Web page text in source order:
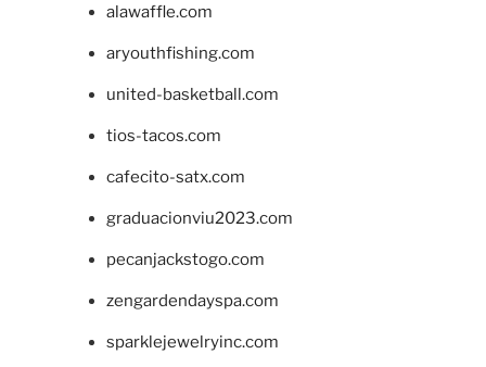
alawaffle.com
aryouthfishing.com
united-basketball.com
tios-tacos.com
cafecito-satx.com
graduacionviu2023.com
pecanjackstogo.com
zengardendayspa.com
sparklejewelryinc.com